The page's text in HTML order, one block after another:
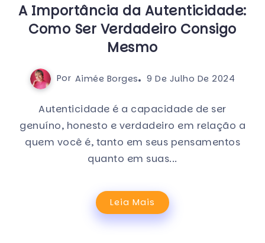
A Importância da Autenticidade:
Como Ser Verdadeiro Consigo
Mesmo
Por Aimée Borges 9 De Julho De 2024
Autenticidade é a capacidade de ser
genuíno, honesto e verdadeiro em relação a
quem você é, tanto em seus pensamentos
quanto em suas...
Leia Mais